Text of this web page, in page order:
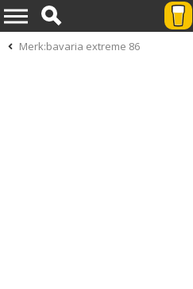
Merk:bavaria extreme 86